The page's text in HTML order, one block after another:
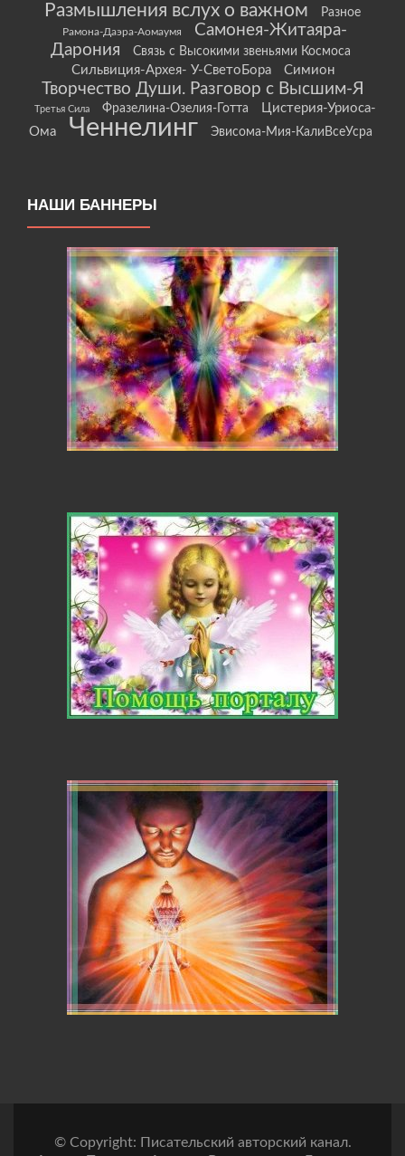
Размышления вслух о важном Разное
Рамона-Даэра-Аомаумя
Самонея-Житаяра-
Дарония
Связь с Высокими звеньями Космоса
Сильвиция-Архея- У-СветоБора Симион
Творчество Души. Разговор с Высшим-Я
Третья Сила Фразелина-Озелия-Готта
Цистерия-Уриоса-
Ома
Ченнелинг Эвисома-Мия-КалиВсеУсра
НАШИ БАННЕРЫ
© Copyright: Писательский авторский канал.